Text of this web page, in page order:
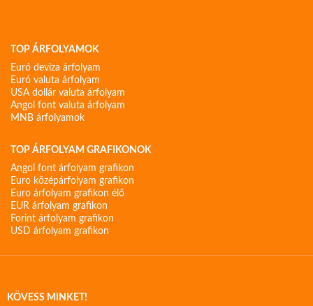
TOP ÁRFOLYAMOK
Euró deviza árfolyam
Euró valuta árfolyam
USA dollár valuta árfolyam
Angol font valuta árfolyam
MNB árfolyamok
TOP ÁRFOLYAM GRAFIKONOK
Angol font árfolyam grafikon
Euro középárfolyam grafikon
Euro árfolyam grafikon élő
EUR árfolyam grafikon
Forint árfolyam grafikon
USD árfolyam grafikon
KÖVESS MINKET!